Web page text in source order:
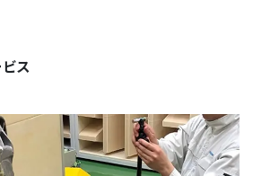
ス